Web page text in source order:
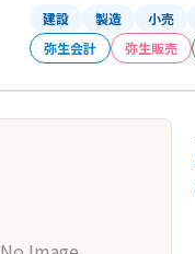
建設 製造 小売
弥生会計 弥生販売